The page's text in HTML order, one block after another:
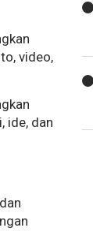
video,
ide, dan